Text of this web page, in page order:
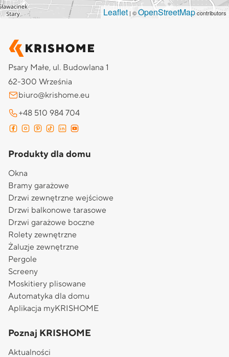
Leaflet | ©OpenStreetMapcontributors
Psary Małe, ul. Budowlana 1
62-300 Września
biuro@krishome.eu
+48 510 984 704
Produkty dla domu
Okna
Bramy garażowe
Drzwi zewnętrzne wejściowe
Drzwi balkonowe tarasowe
Drzwi garażowe boczne
Rolety zewnętrzne
Żaluzje zewnętrzne
Pergole
Screeny
Moskitiery plisowane
Automatyka dla domu
Aplikacja myKRISHOME
Poznaj KRISHOME
Aktualności